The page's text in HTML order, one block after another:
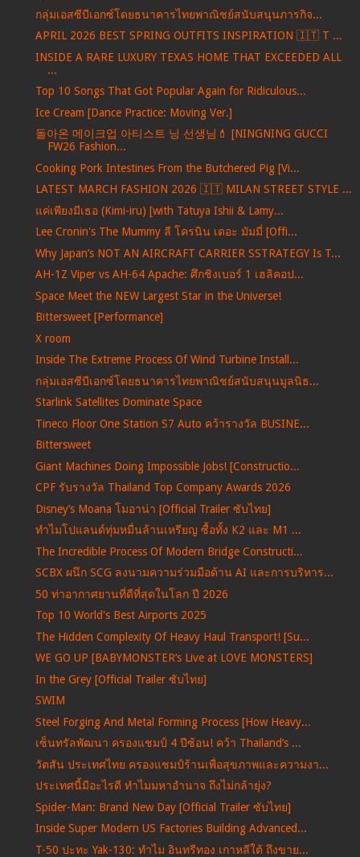
กลุ่มเอสซีบีเอกซ์โดยธนาคารไทยพาณิชย์สนับสนุนภารกิจ...
APRIL 2026 BEST SPRING OUTFITS INSPIRATION 🇮🇹 T ...
INSIDE A RARE LUXURY TEXAS HOME THAT EXCEEDED ALL
...
Top 10 Songs That Got Popular Again for Ridiculous...
Ice Cream [Dance Practice: Moving Ver.]
돌아온 메이크업 아티스트 닝 선생님💄 [NINGNING GUCCI
FW26 Fashion...
Cooking Pork Intestines From the Butchered Pig [Vi...
LATEST MARCH FASHION 2026 🇮🇹 MILAN STREET STYLE ...
แค่เพียงมีเธอ (Kimi-iru) [with Tatuya Ishii & Lamy...
Lee Cronin's The Mummy ลี โครนิน เดอะ มัมมี่ [Offi...
Why Japan’s NOT AN AIRCRAFT CARRIER SSTRATEGY Is T...
AH-1Z Viper vs AH-64 Apache: ศึกชิงเบอร์ 1 เฮลิคอป...
Space Meet the NEW Largest Star in the Universe!
Bittersweet [Performance]
X room
Inside The Extreme Process Of Wind Turbine Install...
กลุ่มเอสซีบีเอกซ์โดยธนาคารไทยพาณิชย์สนับสนุนมูลนิธ...
Starlink Satellites Dominate Space
Tineco Floor One Station S7 Auto คว้ารางวัล BUSINE...
Bittersweet
Giant Machines Doing Impossible Jobs! [Constructio...
CPF รับรางวัล Thailand Top Company Awards 2026
Disney’s Moana โมอาน่า [Official Trailer ซับไทย]
ทำไมโปแลนด์ทุ่มหมื่นล้านเหรียญ ซื้อทั้ง K2 และ M1 ...
The Incredible Process Of Modern Bridge Constructi...
SCBX ผนึก SCG ลงนามความร่วมมือด้าน AI และการบริหาร...
50 ท่าอากาศยานที่ดีที่สุดในโลก ปี 2026
Top 10 World's Best Airports 2025
The Hidden Complexity Of Heavy Haul Transport! [Su...
WE GO UP [BABYMONSTER‘s Live at LOVE MONSTERS]
In the Grey [Official Trailer ซับไทย]
SWIM
Steel Forging And Metal Forming Process [How Heavy...
เซ็นทรัลพัฒนา ครองแชมป์ 4 ปีซ้อน! คว้า Thailand’s ...
วัตสัน ประเทศไทย ครองแชมป์ร้านเพื่อสุขภาพและความงา...
ประเทศนี้มีอะไรดี ทำไมมหาอำนาจ ถึงไม่กล้ายุ่ง?
Spider-Man: Brand New Day [Official Trailer ซับไทย]
Inside Super Modern US Factories Building Advanced...
T-50 ปะทะ Yak-130: ทำไม อินทรีทอง เกาหลีใต้ ถึงขาย...